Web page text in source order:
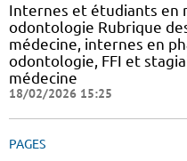
Internes et étudiants en
odontologie Rubrique
médecine, internes en
odontologie, FFI et
médecine
18/02/2026 15:25
PAGES